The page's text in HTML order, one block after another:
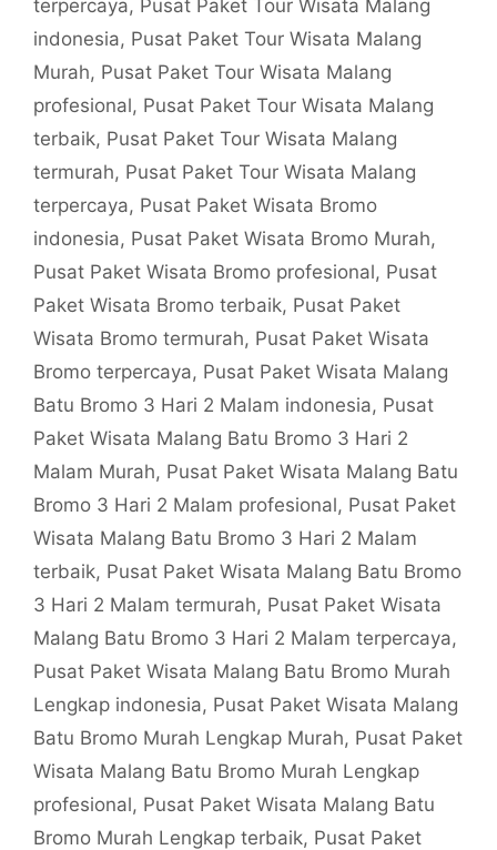
terpercaya, Pusat Paket Tour Wisata Malang
indonesia, Pusat Paket Tour Wisata Malang
Murah, Pusat Paket Tour Wisata Malang
profesional, Pusat Paket Tour Wisata Malang
terbaik, Pusat Paket Tour Wisata Malang
termurah, Pusat Paket Tour Wisata Malang
terpercaya, Pusat Paket Wisata Bromo
indonesia, Pusat Paket Wisata Bromo Murah,
Pusat Paket Wisata Bromo profesional, Pusat
Paket Wisata Bromo terbaik, Pusat Paket
Wisata Bromo termurah, Pusat Paket Wisata
Bromo terpercaya, Pusat Paket Wisata Malang
Batu Bromo 3 Hari 2 Malam indonesia, Pusat
Paket Wisata Malang Batu Bromo 3 Hari 2
Malam Murah, Pusat Paket Wisata Malang Batu
Bromo 3 Hari 2 Malam profesional, Pusat Paket
Wisata Malang Batu Bromo 3 Hari 2 Malam
terbaik, Pusat Paket Wisata Malang Batu Bromo
3 Hari 2 Malam termurah, Pusat Paket Wisata
Malang Batu Bromo 3 Hari 2 Malam terpercaya,
Pusat Paket Wisata Malang Batu Bromo Murah
Lengkap indonesia, Pusat Paket Wisata Malang
Batu Bromo Murah Lengkap Murah, Pusat Paket
Wisata Malang Batu Bromo Murah Lengkap
profesional, Pusat Paket Wisata Malang Batu
Bromo Murah Lengkap terbaik, Pusat Paket